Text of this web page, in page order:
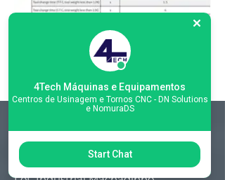
Matriz
R. Gerônimo Braga, 595
4Tech Máquinas e Equipamentos
Centros de Usinagem e Tornos CNC - DN Solutions
e NomuraDS
Start Chat